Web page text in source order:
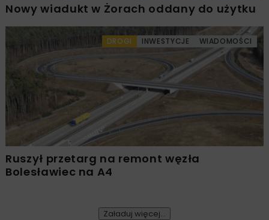
Nowy wiadukt w Żorach oddany do użytku
DROGI INWESTYCJE WIADOMOŚCI
Ruszył przetarg na remont węzła
Bolesławiec na A4
Załaduj więcej...